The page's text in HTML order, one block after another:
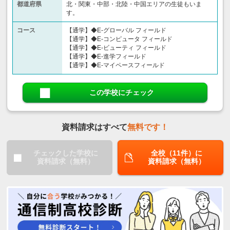
都道府県
北・関東・中部・北陸・中国エリアの生徒もいま
す。
コース
【通学】◆E-グローバル フィールド
【通学】◆E-コンピュータ フィールド
【通学】◆E-ビューティ フィールド
【通学】◆E-進学フィールド
【通学】◆E-マイペースフィールド
この学校にチェック
資料請求はすべて無料です！
チェックした学校に
資料請求（無料）
全校（11件）に
資料請求（無料）